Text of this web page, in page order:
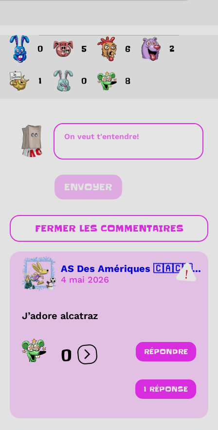
0 5 6 2
1 0 8
ENVOYER
FERMER LES COMMENTAIRES
AS Des Amériques 🇨🇦🇨🇷...
4 mai 2026
J’adore alcatraz
0 Ouvrir les réactions
RÉPONDRE
1 RÉPONSE